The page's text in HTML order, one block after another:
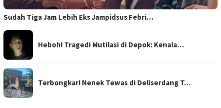
Sudah Tiga Jam Lebih Eks Jampidsus Febri…
Heboh! Tragedi Mutilasi di Depok: Kenala…
Terbongkar! Nenek Tewas di Deliserdang T…